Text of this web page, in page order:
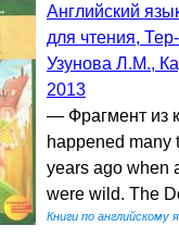
Английский
для чтения,
Узунова Л.М.,
2013
— Фрагмент из
happened many
years ago when
were wild. The
Книги по английскому